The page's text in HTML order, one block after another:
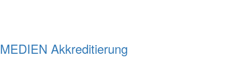
MEDIEN Akkreditierung